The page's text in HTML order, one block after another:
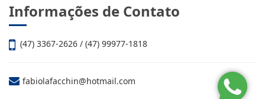
Informações de Contato
(47) 3367-2626 / (47) 99977-1818
fabiolafacchin@hotmail.com